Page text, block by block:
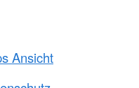
Ansicht